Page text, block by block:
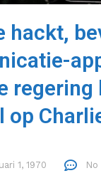
hackt,
op
1, 1970